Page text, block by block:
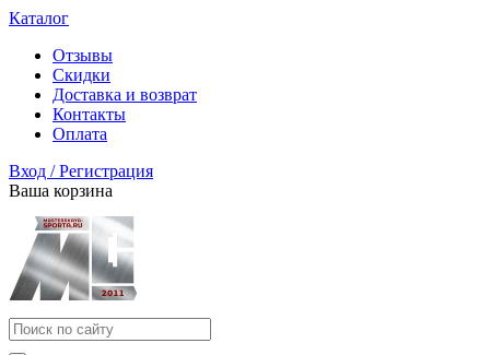
Каталог
Отзывы
Скидки
Доставка и возврат
Контакты
Оплата
Вход / Регистрация
Ваша корзина